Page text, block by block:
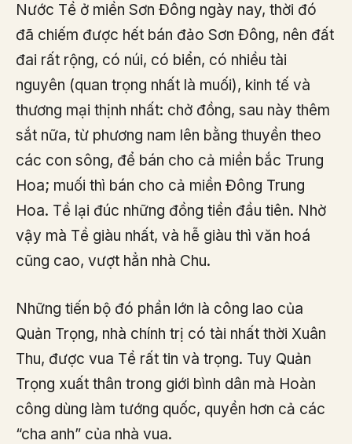
Nước Tề ở miền Sơn Đông ngày nay, thời đó
đã chiếm được hết bán đảo Sơn Đông, nên đất
đai rất rộng, có núi, có biển, có nhiều tài
nguyên (quan trọng nhất là muối), kinh tế và
thương mại thịnh nhất: chở đồng, sau này thêm
sắt nữa, từ phương nam lên bằng thuyền theo
các con sông, để bán cho cả miền bắc Trung
Hoa; muối thì bán cho cả miền Đông Trung
Hoa. Tề lại đúc những đồng tiền đầu tiên. Nhờ
vậy mà Tề giàu nhất, và hễ giàu thì văn hoá
cũng cao, vượt hẳn nhà Chu.
Những tiến bộ đó phần lớn là công lao của
Quản Trọng, nhà chính trị có tài nhất thời Xuân
Thu, được vua Tề rất tin và trọng. Tuy Quản
Trọng xuất thân trong giới bình dân mà Hoàn
công dùng làm tướng quốc, quyền hơn cả các
“cha anh” của nhà vua.